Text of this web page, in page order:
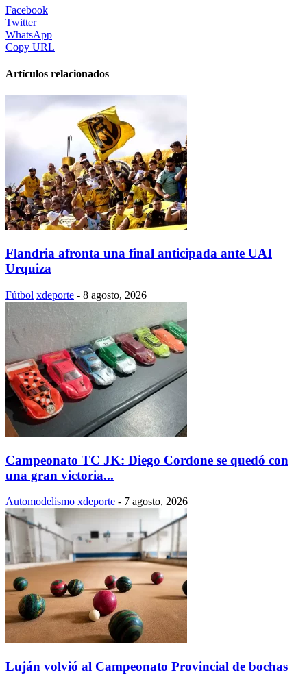
Facebook
Twitter
WhatsApp
Copy URL
Artículos relacionados
Flandria afronta una final anticipada ante UAI
Urquiza
Fútbol xdeporte - 8 agosto, 2026
Campeonato TC JK: Diego Cordone se quedó con
una gran victoria...
Automodelismo xdeporte - 7 agosto, 2026
Luján volvió al Campeonato Provincial de bochas